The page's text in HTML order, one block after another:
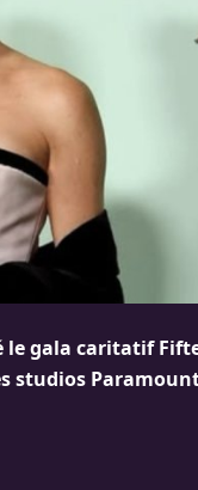
gala caritatif
studios